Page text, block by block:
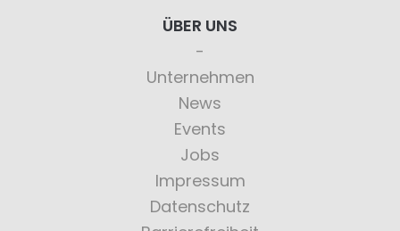
ÜBER UNS
Unternehmen
News
Events
Jobs
Impressum
Datenschutz